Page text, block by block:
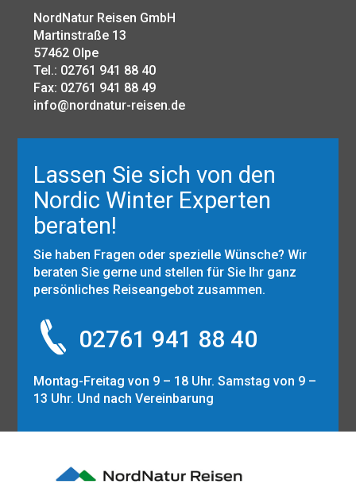
NordNatur Reisen GmbH
Martinstraße 13
57462 Olpe
Tel.: 02761 941 88 40
Fax: 02761 941 88 49
info@nordnatur-reisen.de
Lassen Sie sich von den
Nordic Winter Experten
beraten!
Sie haben Fragen oder spezielle Wünsche? Wir
beraten Sie gerne und stellen für Sie Ihr ganz
persönliches Reiseangebot zusammen.
02761 941 88 40
Montag-Freitag von 9 – 18 Uhr. Samstag von 9 –
13 Uhr. Und nach Vereinbarung